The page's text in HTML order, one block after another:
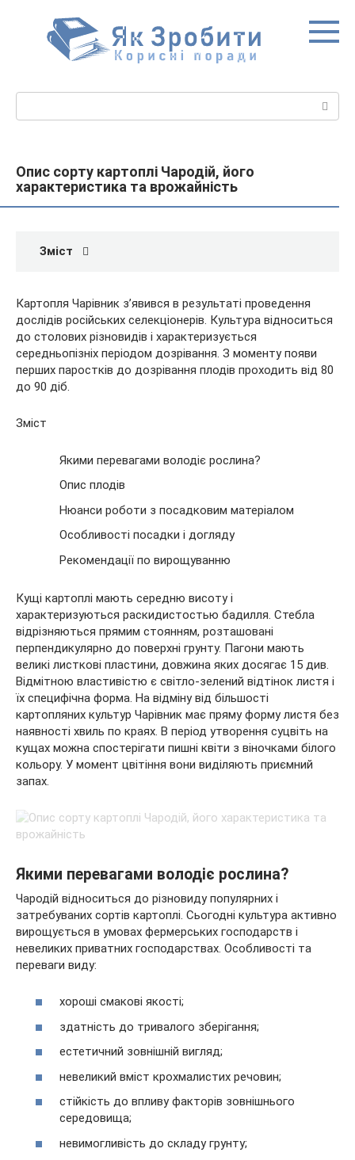
Опис сорту картоплі Чародій, його
характеристика та врожайність
Зміст
Картопля Чарівник з’явився в результаті проведення
дослідів російських селекціонерів. Культура відноситься
до столових різновидів і характеризується
середньопізніх періодом дозрівання. З моменту появи
перших паростків до дозрівання плодів проходить від 80
до 90 діб.
Зміст
Якими перевагами володіє рослина?
Опис плодів
Нюанси роботи з посадковим матеріалом
Особливості посадки і догляду
Рекомендації по вирощуванню
Кущі картоплі мають середню висоту і
характеризуються раскидистостью бадилля. Стебла
відрізняються прямим стоянням, розташовані
перпендикулярно до поверхні грунту. Пагони мають
великі листкові пластини, довжина яких досягає 15 див.
Відмітною властивістю є світло-зелений відтінок листя і
їх специфічна форма. На відміну від більшості
картопляних культур Чарівник має пряму форму листя без
наявності хвиль по краях. В період утворення суцвіть на
кущах можна спостерігати пишні квіти з віночками білого
кольору. У момент цвітіння вони виділяють приємний
запах.
Якими перевагами володіє рослина?
Чародій відноситься до різновиду популярних і
затребуваних сортів картоплі. Сьогодні культура активно
вирощується в умовах фермерських господарств і
невеликих приватних господарствах. Особливості та
переваги виду:
хороші смакові якості;
здатність до тривалого зберігання;
естетичний зовнішній вигляд;
невеликий вміст крохмалистих речовин;
стійкість до впливу факторів зовнішнього
середовища;
невимогливість до складу грунту;